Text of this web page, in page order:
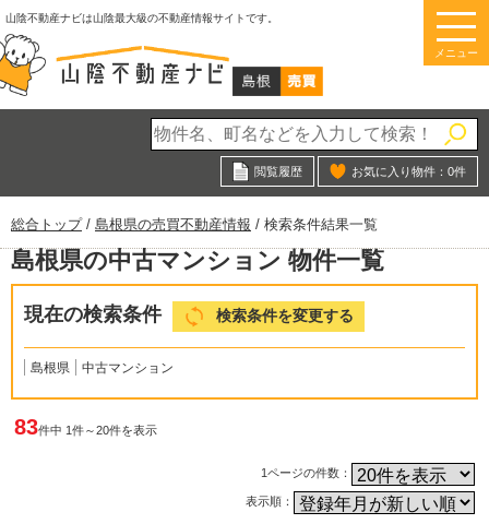
このページの本文へ
山陰不動産ナビは山陰最大級の不動産情報サイトです。
メニュー
閲覧履歴 お気に入り物件： 0件
現
在
の
位
置：
総合トップ/ 島根県の売買不動産情報 / 検索条件結果一覧
島根県の中古マンション 物件一覧
現在の検索条件 検索条件を変更する
島根県 中古マンション
83件中 1件～20件を表示
1ページの件数：
表示順：